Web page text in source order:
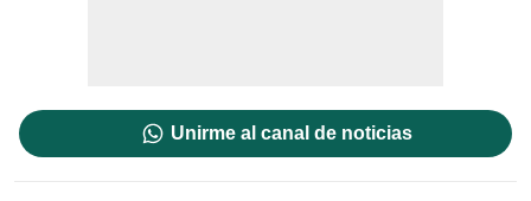
Unirme al canal de noticias